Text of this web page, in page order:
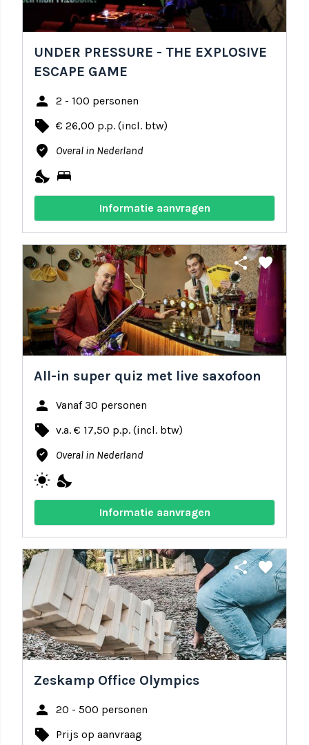
UNDER PRESSURE - THE EXPLOSIVE
ESCAPE GAME
person 2 - 100 personen
local_offer € 26,00 p.p. (incl. btw)
where_to_vote Overal in Nederland
nights_stay bed
Informatie aanvragen
share favorite
All-in super quiz met live saxofoon
person Vanaf 30 personen
local_offer v.a. € 17,50 p.p. (incl. btw)
where_to_vote Overal in Nederland
wb_sunny nights_stay
Informatie aanvragen
share favorite
Zeskamp Office Olympics
person 20 - 500 personen
local_offer Prijs op aanvraag